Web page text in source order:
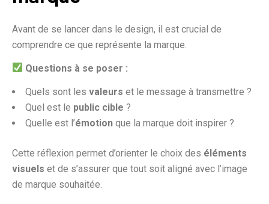
Avant de se lancer dans le design, il est crucial de
comprendre ce que représente la marque.
Questions à se poser :
Quels sont les valeurs et le message à transmettre ?
Quel est le public cible ?
Quelle est l’émotion que la marque doit inspirer ?
Cette réflexion permet d’orienter le choix des éléments
visuels et de s’assurer que tout soit aligné avec l’image
de marque souhaitée.